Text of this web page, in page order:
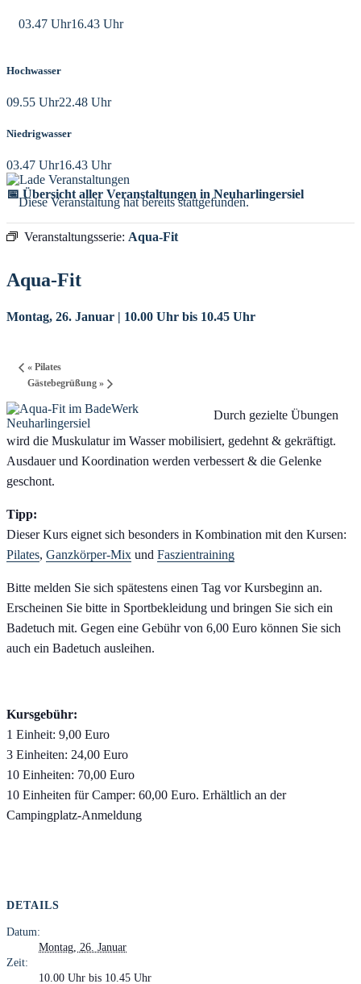
03.47 Uhr16.43 Uhr
Hochwasser
09.55 Uhr22.48 Uhr
Niedrigwasser
03.47 Uhr16.43 Uhr
📅 Übersicht aller Veranstaltungen in Neuharlingersiel
Diese Veranstaltung hat bereits stattgefunden.
Veranstaltungsserie: Aqua-Fit
Aqua-Fit
Montag, 26. Januar | 10.00 Uhr bis 10.45 Uhr
« Pilates
Gästebegrüßung »
Durch gezielte Übungen
wird die Muskulatur im Wasser mobilisiert, gedehnt & gekräftigt.
Ausdauer und Koordination werden verbessert & die Gelenke
geschont.
Tipp:
Dieser Kurs eignet sich besonders in Kombination mit den Kursen:
Pilates, Ganzkörper-Mix und Faszientraining
Bitte melden Sie sich spätestens einen Tag vor Kursbeginn an.
Erscheinen Sie bitte in Sportbekleidung und bringen Sie sich ein
Badetuch mit. Gegen eine Gebühr von 6,00 Euro können Sie sich
auch ein Badetuch ausleihen.
Kursgebühr:
1 Einheit: 9,00 Euro
3 Einheiten: 24,00 Euro
10 Einheiten: 70,00 Euro
10 Einheiten für Camper: 60,00 Euro. Erhältlich an der
Campingplatz-Anmeldung
DETAILS
Datum:
Montag, 26. Januar
Zeit:
10.00 Uhr bis 10.45 Uhr